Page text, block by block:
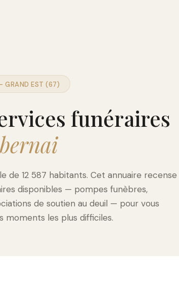
GRAND EST (67)
funéraires
de 12 587 habitants. Cet annuaire recense
disponibles — pompes funèbres,
de soutien au deuil — pour vous
moments les plus difficiles.